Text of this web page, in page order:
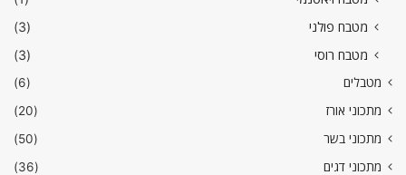
מטבח פולני
(3)
מטבח רוסי
(3)
מטבלים
(6)
מתכוני אורז
(20)
מתכוני בשר
(50)
מתכוני דגים
(36)